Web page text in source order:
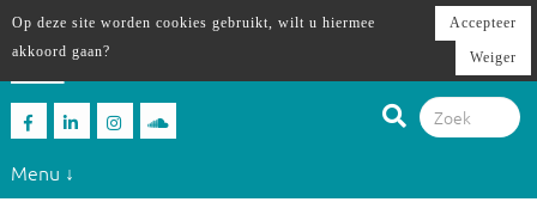
Menu ↓
Op deze site worden cookies gebruikt, wilt u hiermee
akkoord gaan?
Accepteer
Weiger